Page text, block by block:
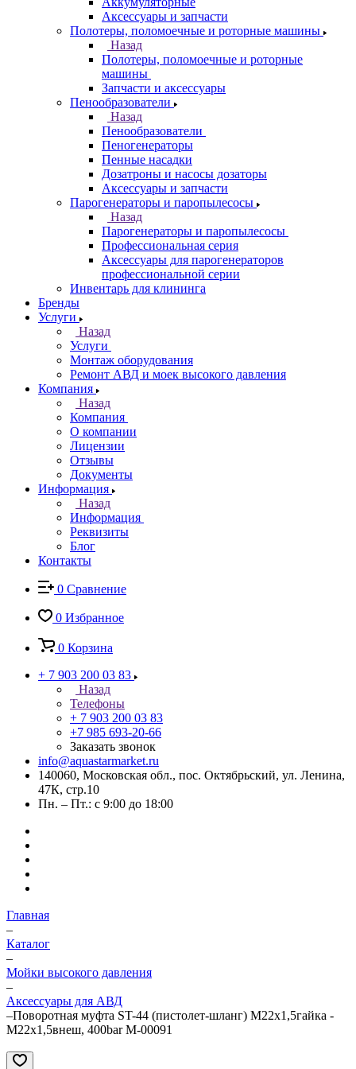
Аксессуары и запчасти
Полотеры, поломоечные и роторные машины
Назад
Полотеры, поломоечные и роторные
машины
Запчасти и аксессуары
Пенообразователи
Назад
Пенообразователи
Пеногенераторы
Пенные насадки
Дозатроны и насосы дозаторы
Аксессуары и запчасти
Парогенераторы и паропылесосы
Назад
Парогенераторы и паропылесосы
Профессиональная серия
Аксессуары для парогенераторов
профессиональной серии
Инвентарь для клининга
Бренды
Услуги
Назад
Услуги
Монтаж оборудования
Ремонт АВД и моек высокого давления
Компания
Назад
Компания
О компании
Лицензии
Отзывы
Документы
Информация
Назад
Информация
Реквизиты
Блог
Контакты
0 Сравнение
0 Избранное
0 Корзина
+ 7 903 200 03 83
Назад
Телефоны
+ 7 903 200 03 83
+7 985 693-20-66
Заказать звонок
info@aquastarmarket.ru
140060, Московская обл., пос. Октябрьский, ул. Ленина,
47К, стр.10
Пн. – Пт.: с 9:00 до 18:00
Главная
–
Каталог
–
Мойки высокого давления
–
Аксессуары для АВД
–Поворотная муфта ST-44 (пистолет-шланг) M22x1,5гайка -
M22x1,5внеш, 400bar M-00091